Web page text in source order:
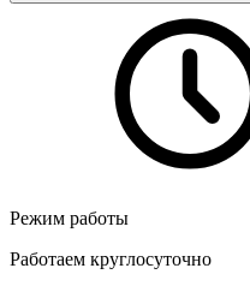
Режим работы
Работаем круглосуточно